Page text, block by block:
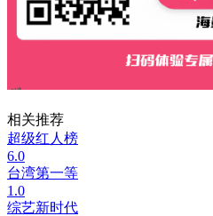
相关推荐
超级红人榜
6.0
台湾第一等
1.0
综艺新时代